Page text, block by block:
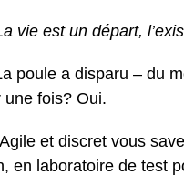
vie est un départ,
poule a disparu – du
fois? Oui.
et discret vous
en laboratoire de test